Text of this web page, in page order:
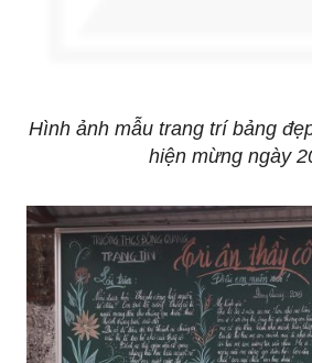
Hình ảnh mẫu trang trí bảng
hiện mừng ngày